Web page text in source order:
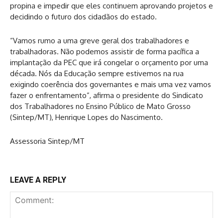
propina e impedir que eles continuem aprovando projetos e
decidindo o futuro dos cidadãos do estado.
“Vamos rumo a uma greve geral dos trabalhadores e
trabalhadoras. Não podemos assistir de forma pacífica a
implantação da PEC que irá congelar o orçamento por uma
década. Nós da Educação sempre estivemos na rua
exigindo coerência dos governantes e mais uma vez vamos
fazer o enfrentamento”, afirma o presidente do Sindicato
dos Trabalhadores no Ensino Público de Mato Grosso
(Sintep/MT), Henrique Lopes do Nascimento.
Assessoria Sintep/MT
LEAVE A REPLY